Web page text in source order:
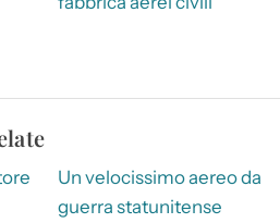
Un velocissimo aereo da
guerra statunitense